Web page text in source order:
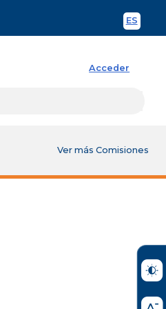
ES
Acceder
Ver más Comisiones